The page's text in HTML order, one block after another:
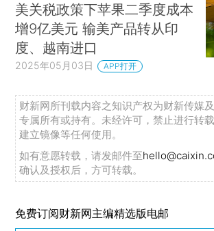
美关税政策下苹果二季度成本
增9亿美元 输美产品转从印
度、越南进口
2025年05月03日 APP打开
财新网所刊载内容之知识产权为财新传媒
专属所有或持有。未经许可，禁止进行转
建立镜像等任何使用。
如有意愿转载，请发邮件至
确认及授权后，方可转载。
免费订阅财新网主编精选版电邮